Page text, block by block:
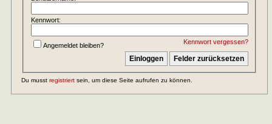
Kennwort:
Kennwort vergessen?
Angemeldet bleiben?
Du musst registriert sein, um diese Seite aufrufen zu können.